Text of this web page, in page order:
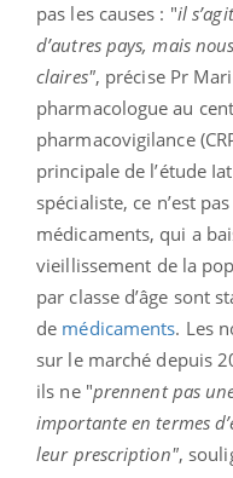
pas les causes : "il
d’autres pays, mais
claires", précise Pr
pharmacologue au
pharmacovigilance
principale de l’étude
spécialiste, ce n’est
médicaments, qui a
vieillissement de la
par classe d’âge sont
de médicaments. Les
sur le marché depuis
ils ne "prennent pas
importante en termes
leur prescription",